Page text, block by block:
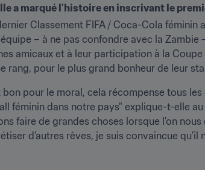
a marqué l’histoire en inscrivant le
Classement FIFA / Coca-Cola
– à ne pas confondre avec la
amicaux et à leur participation à la Coupe
rang, pour le plus grand bonheur de leur
bon pour le moral, cela récompense tous
féminin dans notre pays" explique-t-elle
faire de grandes choses lorsque l’on
d’autres rêves, je suis convaincue qu’il